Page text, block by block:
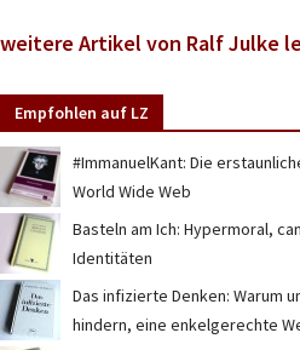
weitere Artikel von Ralf Julke
Empfohlen auf LZ
#ImmanuelKant: Die
World Wide Web
Basteln am Ich: Hypermoral,
Identitäten
Das infizierte Denken: Warum
hindern, eine enkelgerechte